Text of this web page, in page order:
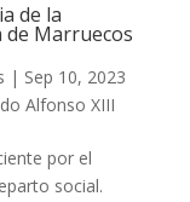
de la
Marruecos
| Sep 10, 2023
Alfonso XIII
por el
social.